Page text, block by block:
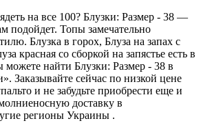
на все 100? Блузки: Размер - 38 —
подойдет. Топы замечательно
Блузка в горох, Блуза на запах с
красная со сборкой на запястье есть в
найти Блузки: Размер - 38 в
Заказывайте сейчас по низкой цене
и не забудьте приобрести еще и
доставку в
регионы Украины .